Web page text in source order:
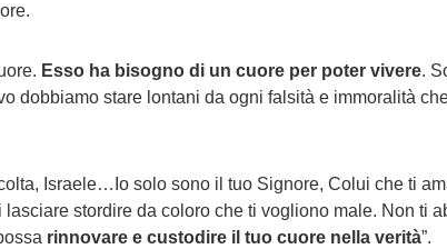
Esso ha bisogno di un cuore per poter vivere.
dobbiamo stare lontani da ogni falsità e immoralità
Israele…Io solo sono il tuo Signore, Colui che ti
stordire da coloro che ti vogliono male. Non ti
rinnovare e custodire il tuo cuore nella verità”.